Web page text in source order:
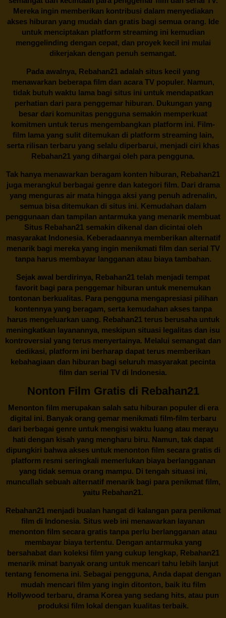
Mereka ingin memberikan kontribusi dalam menyediakan
akses hiburan yang mudah dan gratis bagi semua orang. Ide
untuk menciptakan platform streaming ini kemudian
menggelinding dengan cepat, dan proyek kecil ini mulai
dikerjakan dengan penuh semangat.
Pada awalnya, Rebahan21 adalah situs kecil yang
menawarkan beberapa film dan acara TV populer. Namun,
tidak butuh waktu lama bagi situs ini untuk mendapatkan
perhatian dari para penggemar hiburan. Dukungan yang
besar dari komunitas pengguna semakin memperkuat
komitmen untuk terus mengembangkan platform ini. Film-
film lama yang sulit ditemukan di platform streaming lain,
serta rilisan terbaru yang selalu diperbarui, menjadi ciri khas
Rebahan21 yang dihargai oleh para pengguna.
Tak hanya menawarkan beragam konten hiburan, Rebahan21
juga merangkul berbagai genre dan kategori film. Dari drama
yang menguras air mata hingga aksi yang penuh adrenalin,
semua bisa ditemukan di situs ini. Kemudahan dalam
penggunaan dan tampilan antarmuka yang menarik membuat
Situs Rebahan21semakin dikenal dan dicintai oleh
masyarakat Indonesia. Keberadaannya memberikan alternatif
menarik bagi mereka yang ingin menikmati film dan serial TV
tanpa harus membayar langganan atau biaya tambahan.
Sejak awal berdirinya, Rebahan21 telah menjadi tempat
favorit bagi para penggemar hiburan untuk menemukan
tontonan berkualitas. Para pengguna mengapresiasi pilihan
kontennya yang beragam, serta kemudahan akses tanpa
harus mengeluarkan uang. Rebahan21terus berusaha untuk
meningkatkan layanannya, meskipun situasi legalitas dan isu
kontroversial yang terus menyertainya. Melalui semangat dan
dedikasi, platform ini berharap dapat terus memberikan
kebahagiaan dan hiburan bagi seluruh masyarakat pecinta
film dan serial TV di Indonesia.
Nonton Film Gratis di Rebahan21
Menonton film merupakan salah satu hiburan populer di era
digital ini. Banyak orang gemar menikmati film-film terbaru
dari berbagai genre untuk mengisi waktu luang atau merayu
hati dengan kisah yang mengharu biru. Namun, tak dapat
dipungkiri bahwa akses untuk menonton film secara gratis di
platform resmi seringkali memerlukan biaya berlangganan
yang tidak semua orang mampu. Di tengah situasi ini,
muncullah sebuah alternatif menarik bagi para penikmat film,
yaitu Rebahan21.
Rebahan21menjadi bualan hangat di kalangan para penikmat
film di Indonesia. Situs web ini menawarkan layanan
menonton film secara gratis tanpa perlu berlangganan atau
membayar biaya tertentu. Dengan antarmuka yang
bersahabat dan koleksi film yang cukup lengkap, Rebahan21
menarik minat banyak orang untuk mencari tahu lebih lanjut
tentang fenomena ini. Sebagai pengguna, Anda dapat dengan
mudah mencari film yang ingin ditonton, baik itu film
Hollywood terbaru, drama Korea yang sedang hits, atau pun
produksi film lokal dengan kualitas terbaik.